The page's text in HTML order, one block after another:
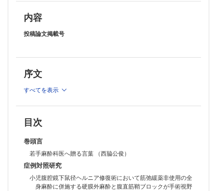
志穂ほか）
体外循環を要した腎摘出術中に大動脈解離が生じ，経食道心エコー検査
で診断しえた1 症例（ 金本真希ほか）
（江島隆平ほか）
重症大動脈弁狭窄症を合併した患者の大腿骨近位部骨折手術に対する末
梢神経ブロックによる麻酔管理は血行動態を安定化させる （石岡慶
己）
硬膜外鎮痛を用いて分娩管理を行った脊髄損傷合併妊娠の1 症例 （山
造血器悪性腫瘍の分子標的治療薬投与中に多臓器不全を来した2 症例
か）
小児の喉頭裂Ⅰ型に対してビデオ喉頭鏡を用いた評価を行った1 症例
（大岡直哉ほか）
パラガングリオーマ合併患者に対する3 回の全身麻酔経験 （岡野滉司
ほか）
外国文献紹介
ニュース
内容
投稿論文掲載号
序文
すべてを表示
目次
巻頭言
若手麻酔科医へ贈る言葉 （西脇公俊）
症例対照研究
小児腹腔鏡下鼠径ヘルニア修復術において筋弛緩薬非使用の全
身麻酔に併施する硬膜外麻酔と腹直筋鞘ブロックが手術視野